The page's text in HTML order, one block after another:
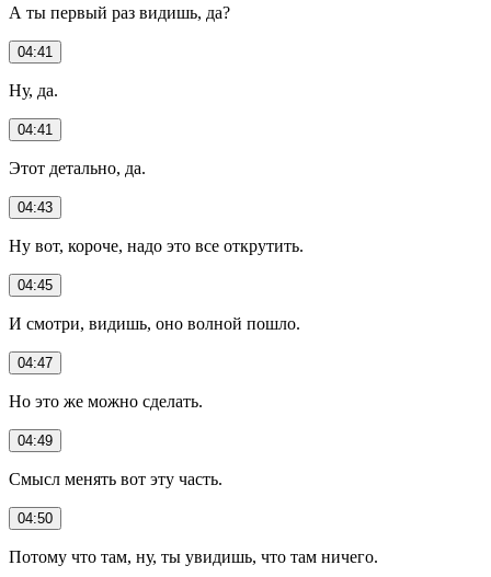
А ты первый раз видишь, да?
04:41
Ну, да.
04:41
Этот детально, да.
04:43
Ну вот, короче, надо это все открутить.
04:45
И смотри, видишь, оно волной пошло.
04:47
Но это же можно сделать.
04:49
Смысл менять вот эту часть.
04:50
Потому что там, ну, ты увидишь, что там ничего.